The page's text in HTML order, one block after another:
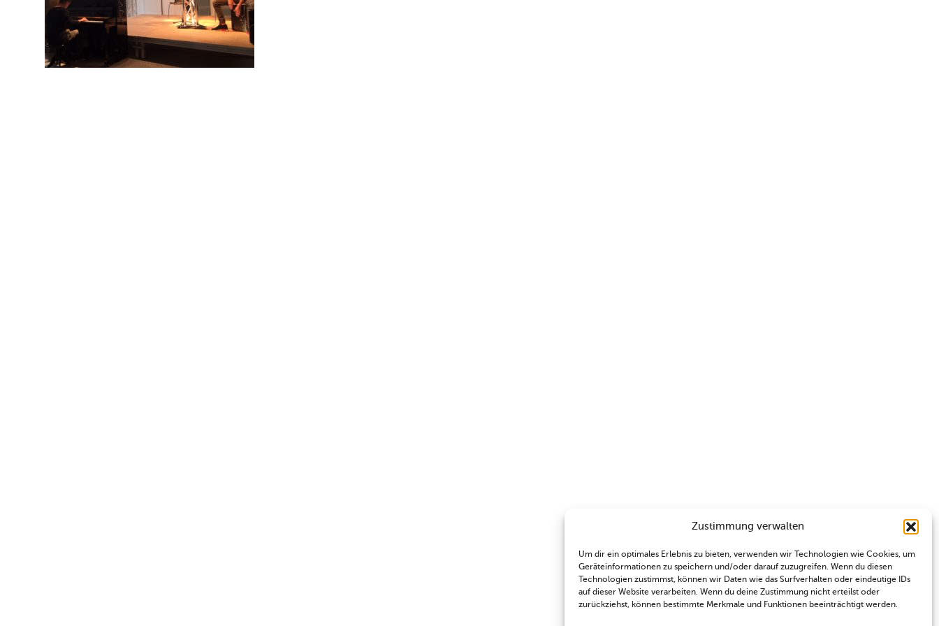
Zustimmung verwalten
Um dir ein optimales Erlebnis zu bieten, verwenden wir Technologien wie Cookies, um
Geräteinformationen zu speichern und/oder darauf zuzugreifen. Wenn du diesen
Technologien zustimmst, können wir Daten wie das Surfverhalten oder eindeutige IDs
auf dieser Website verarbeiten. Wenn du deine Zustimmung nicht erteilst oder
zurückziehst, können bestimmte Merkmale und Funktionen beeinträchtigt werden.